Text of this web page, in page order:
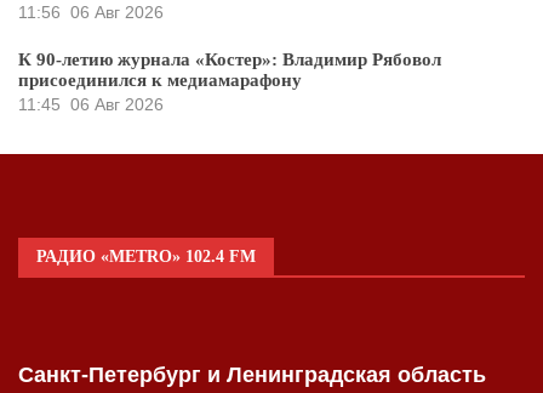
11:56 06 Авг 2026
К 90-летию журнала «Костер»: Владимир Рябовол
присоединился к медиамарафону
11:45 06 Авг 2026
РАДИО «METRO» 102.4 FM
Санкт-Петербург и Ленинградская область